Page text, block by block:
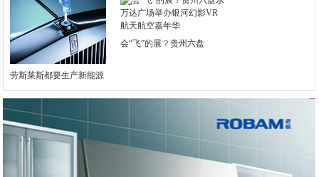
劳斯莱斯都要生产新能源
会“飞”的展？贵州六盘